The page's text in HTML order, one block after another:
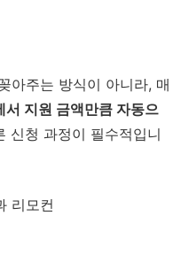
아주는 방식이 아니라, 매
서 지원 금액만큼 자동으
신청 과정이 필수적입니